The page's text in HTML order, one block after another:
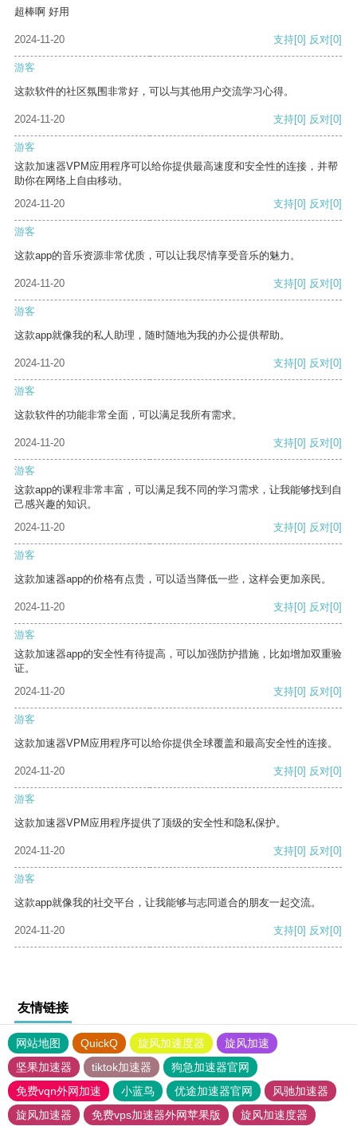
超棒啊 好用
2024-11-20 支持[0] 反对[0]
游客
这款软件的社区氛围非常好，可以与其他用户交流学习心得。
2024-11-20 支持[0] 反对[0]
游客
这款加速器VPM应用程序可以给你提供最高速度和安全性的连接，并帮
助你在网络上自由移动。
2024-11-20
支持[0] 反对[0]
游客
这款app的音乐资源非常优质，可以让我尽情享受音乐的魅力。
2024-11-20 支持[0] 反对[0]
游客
这款app就像我的私人助理，随时随地为我的办公提供帮助。
2024-11-20 支持[0] 反对[0]
游客
这款软件的功能非常全面，可以满足我所有需求。
2024-11-20 支持[0] 反对[0]
游客
这款app的课程非常丰富，可以满足我不同的学习需求，让我能够找到自
己感兴趣的知识。
2024-11-20
支持[0] 反对[0]
游客
这款加速器app的价格有点贵，可以适当降低一些，这样会更加亲民。
2024-11-20 支持[0] 反对[0]
游客
这款加速器app的安全性有待提高，可以加强防护措施，比如增加双重验
证。
2024-11-20
支持[0] 反对[0]
游客
这款加速器VPM应用程序可以给你提供全球覆盖和最高安全性的连接。
2024-11-20 支持[0] 反对[0]
游客
这款加速器VPM应用程序提供了顶级的安全性和隐私保护。
2024-11-20 支持[0] 反对[0]
游客
这款app就像我的社交平台，让我能够与志同道合的朋友一起交流。
2024-11-20 支持[0] 反对[0]
友情链接
网站地图 QuickQ 旋风加速度器
旋风加速
坚果加速器
tiktok加速器
狗急加速器官网
免费vqn外网加速
小蓝鸟 优途加速器官网
风驰加速器
旋风加速器
免费vps加速器外网苹果版 旋风加速度器